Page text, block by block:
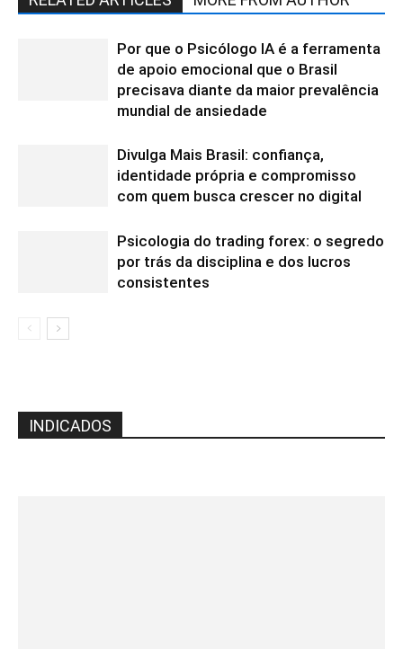
Por que o Psicólogo IA é a ferramenta
de apoio emocional que o Brasil
precisava diante da maior prevalência
mundial de ansiedade
Divulga Mais Brasil: confiança,
identidade própria e compromisso
com quem busca crescer no digital
Psicologia do trading forex: o segredo
por trás da disciplina e dos lucros
consistentes
INDICADOS